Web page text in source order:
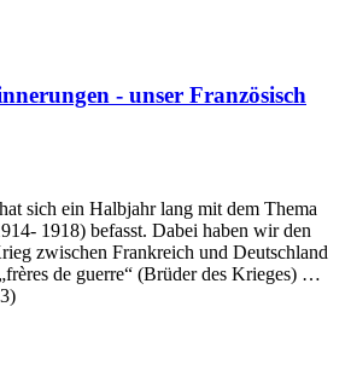
- unser Französisch
sich ein Halbjahr lang mit dem Thema
1918) befasst. Dabei haben wir den
zwischen Frankreich und Deutschland
de guerre“ (Brüder des Krieges) …